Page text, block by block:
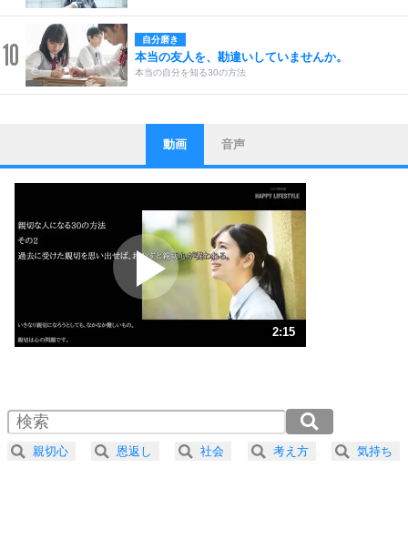
10 自分磨き
本当の友人を、勘違いしていませんか。
本当の自分を知る30の方法
1
ストレス対策
他人と比べない。
いっそのこと、他人を見ない。
いらいらしない人になる30の方法
プラス思考
ポジティブになれない原因は、行動しないから。
ポジティブ思考になる30の方法
人生、なんとかなるもの。
気楽に生きる30の方法
4 器の大きい人は、怒りを優しさで表現する。
動画 音声
2:15
2.0倍速 （265KB 1分7秒）
2.5倍速 （212KB 54秒）
3.0倍速 （177KB 45秒）
親切心 恩返し 社会 考え方 気持ち